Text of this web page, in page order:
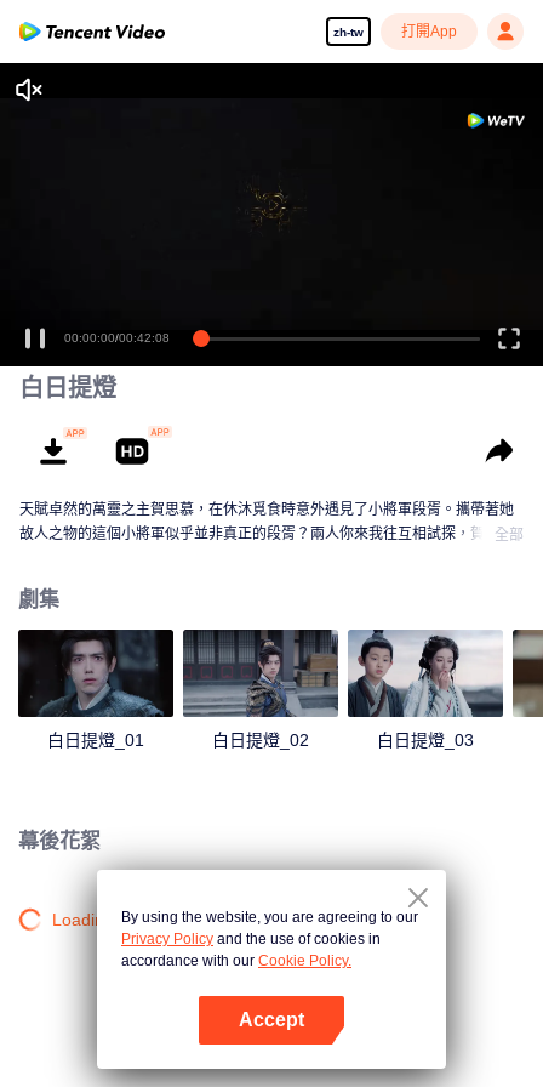
zh-tw 打開App
00:00:00/00:42:08
白日提燈
天賦卓然的萬靈之主賀思慕，在休沐覓食時意外遇見了小將軍段胥。攜帶著她
故人之物的這個小將軍似乎並非真正的段胥？兩人你來我往互相試探，賀思慕
全部
劇集
白日提燈_01 白日提燈_02 白日提燈_03
幕後花絮
Loading…By using the website, you are agreeing to our
Privacy Policy and the use of cookies in
accordance with our Cookie Policy.
Accept